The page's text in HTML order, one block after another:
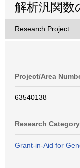
解析汎関数
Research Project
Project/Area
63540138
Research Category
Grant-in-Aid for